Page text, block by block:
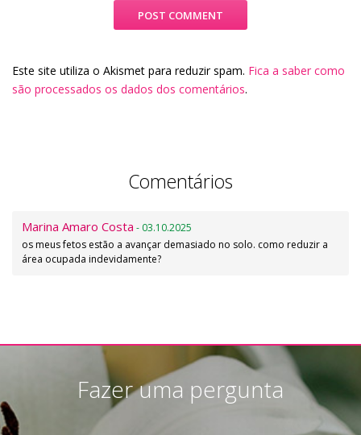
Este site utiliza o Akismet para reduzir spam. Fica a saber como
são processados os dados dos comentários.
Comentários
Marina Amaro Costa - 03.10.2025
os meus fetos estão a avançar demasiado no solo. como reduzir a
área ocupada indevidamente?
Fazer uma pergunta